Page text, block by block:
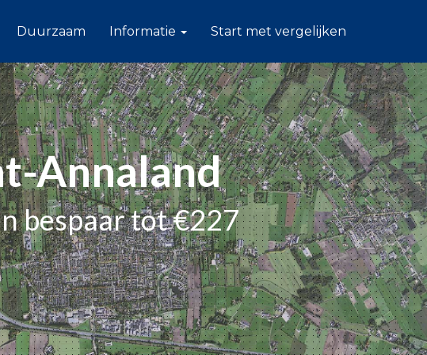
Duurzaam Informatie Start met vergelijken
Annaland
bespaar tot €227